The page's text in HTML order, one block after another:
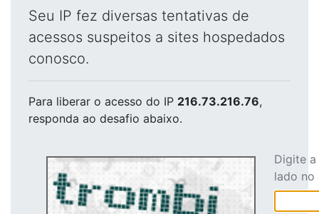
Seu IP fez diversas tentativas de
acessos suspeitos a sites hospedados
conosco.
Para liberar o acesso do IP 216.73.216.76,
responda ao desafio abaixo.
Digite
lado no